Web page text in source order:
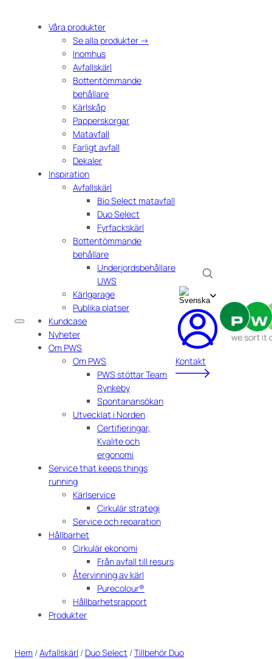
Våra produkter
Se alla produkter →
Inomhus
Avfallskärl
Bottentömmande
behållare
Kärlskåp
Papperskorgar
Matavfall
Farligt avfall
Dekaler
Inspiration
Avfallskärl
Bio Select matavfall
Duo Select
Fyrfackskärl
Bottentömmande
behållare
Underjordsbehållare
UWS
Kärlgarage
Publika platser
Kundcase
Nyheter
Om PWS
Om PWS
PWS stöttar Team
Rynkeby
Spontanansökan
Utvecklat i Norden
Certifieringar,
Kvalite och
ergonomi
Service that keeps things
running
Kärlservice
Cirkulär strategi
Service och reparation
Hållbarhet
Cirkulär ekonomi
Från avfall till resurs
Återvinning av kärl
Purecolour®
Hållbarhetsrapport
Produkter
Kontakt
Hem /Avfallskärl / Duo Select /Tillbehör Duo